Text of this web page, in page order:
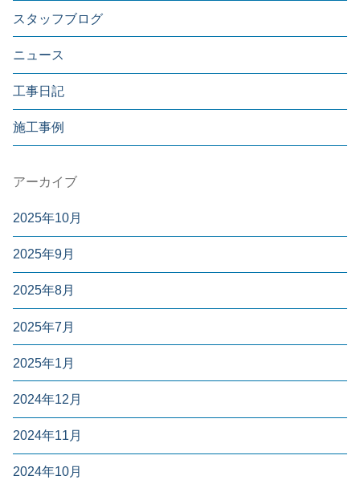
スタッフブログ
ニュース
工事日記
施工事例
アーカイブ
2025年10月
2025年9月
2025年8月
2025年7月
2025年1月
2024年12月
2024年11月
2024年10月